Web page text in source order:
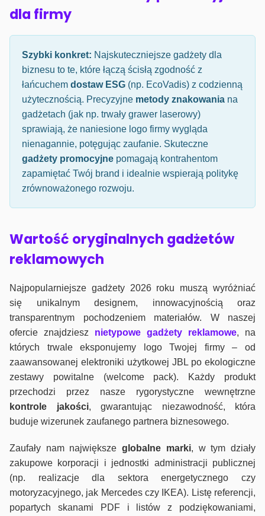
dla firmy
Szybki konkret: Najskuteczniejsze gadżety dla
biznesu to te, które łączą ścisłą zgodność z
łańcuchem dostaw ESG (np. EcoVadis) z codzienną
użytecznością. Precyzyjne metody znakowania na
gadżetach (jak np. trwały grawer laserowy)
sprawiają, że naniesione logo firmy wygląda
nienagannie, potęgując zaufanie. Skuteczne
gadżety promocyjne pomagają kontrahentom
zapamiętać Twój brand i idealnie wspierają politykę
zrównoważonego rozwoju.
Wartość oryginalnych gadżetów
reklamowych
Najpopularniejsze gadżety 2026 roku muszą wyróżniać
się unikalnym designem, innowacyjnością oraz
transparentnym pochodzeniem materiałów. W naszej
ofercie znajdziesz nietypowe gadżety reklamowe, na
których trwale eksponujemy logo Twojej firmy – od
zaawansowanej elektroniki użytkowej JBL po ekologiczne
zestawy powitalne (welcome pack). Każdy produkt
przechodzi przez nasze rygorystyczne wewnętrzne
kontrole jakości, gwarantując niezawodność, która
buduje wizerunek zaufanego partnera biznesowego.
Zaufały nam największeglobalne marki, w tym działy
zakupowe korporacji i jednostki administracji publicznej
(np. realizacje dla sektora energetycznego czy
motoryzacyjnego, jak Mercedes czy IKEA). Listę referencji,
popartych skanami PDF i listów z podziękowaniami,